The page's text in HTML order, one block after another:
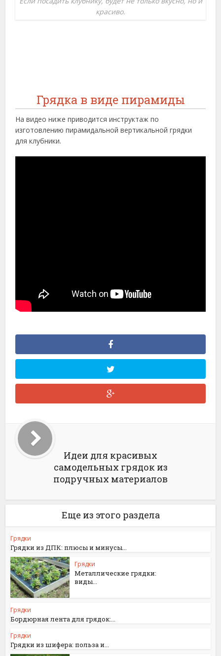
красиво.
Грядка в виде пирамиды
На видео ниже приводится инструктаж по
изготовлению пирамидальной вертикальной грядки
для клубники.
Идеи для красивых
самодельных грядок из
подручных материалов
Еще из этого раздела
Грядки
Грядки из ДПК: плюсы и минусы...
Грядки
Металлические грядки:
виды...
Грядки
Бордюрная лента для грядок:...
Грядки
Грядки из шифера: польза и...